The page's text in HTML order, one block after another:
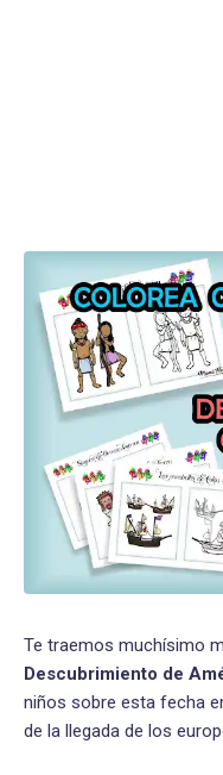
Te traemos muchísimo
Descubrimiento de
niños sobre esta fecha
de la llegada de los